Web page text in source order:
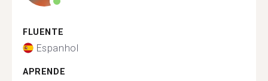
FLUENTE
Espanhol
APRENDE